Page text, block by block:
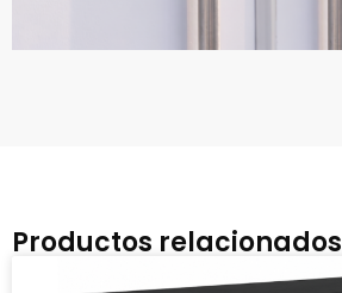
Productos relacionados